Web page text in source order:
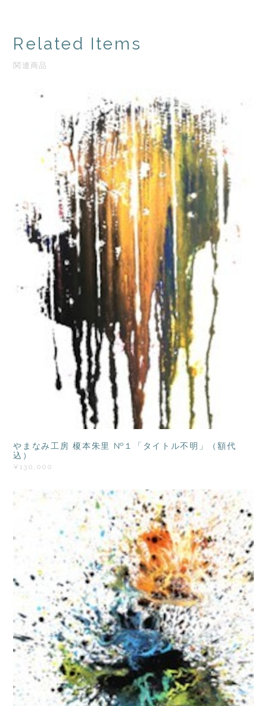
Related Items
関連商品
やまなみ工房 榎本朱里 №１「タイトル不明」（額代
込）
¥130,000